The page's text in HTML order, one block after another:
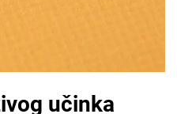
učinka